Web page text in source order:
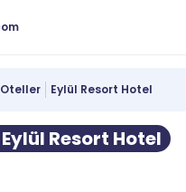
Oteller Eylül Resort Hotel
Eylül Resort Hotel